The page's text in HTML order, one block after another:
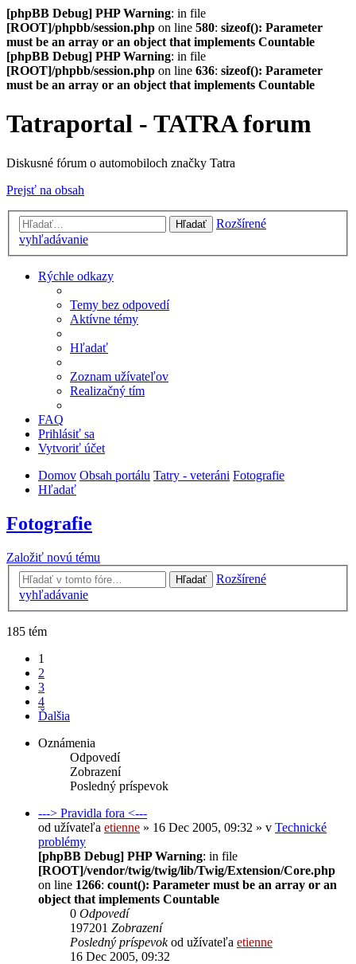
[phpBB Debug] PHP Warning: in file
[ROOT]/phpbb/session.php on line 580: sizeof(): Parameter
must be an array or an object that implements Countable
[phpBB Debug] PHP Warning: in file
[ROOT]/phpbb/session.php on line 636: sizeof(): Parameter
must be an array or an object that implements Countable
Tatraportal - TATRA forum
Diskusné fórum o automobiloch značky Tatra
Prejsť na obsah
Hľadať
Rozšírené
vyhľadávanie
Rýchle odkazy
Temy bez odpovedí
Aktívne témy
Hľadať
Zoznam užívateľov
Realizačný tím
FAQ
Prihlásiť sa
Vytvoriť účet
Domov Obsah portálu Tatry - veteráni Fotografie
Hľadať
Fotografie
Založiť novú tému
Hľadať
Rozšírené
vyhľadávanie
185 tém
1
2
3
4
Ďalšia
Oznámenia
Odpovedí
Zobrazení
Posledný príspevok
---> Pravidla fora <---
od užívateľa etienne » 16 Dec 2005, 09:32 » v Technické
problémy
[phpBB Debug] PHP Warning: in file
[ROOT]/vendor/twig/twig/lib/Twig/Extension/Core.php
on line 1266: count(): Parameter must be an array or an
object that implements Countable
0 Odpovedí
197201 Zobrazení
Posledný príspevokod užívateľa etienne
16 Dec 2005, 09:32